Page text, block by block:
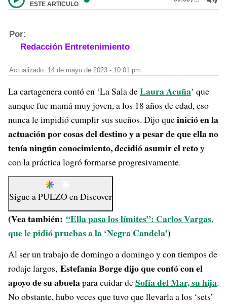
ESTE ARTICULO
Por:
Redacción Entretenimiento
Actualizado: 14 de mayo de 2023 - 10:01 pm
La cartagenera contó en ‘La Sala deLaura Acuña‘ que
aunque fue mamá muy joven, a los 18 años de edad, eso
nunca le impidió cumplir sus sueños. Dijo queinició en la
actuación por cosas del destino y a pesar de que ella no
tenía ningún conocimiento, decidió asumir el retoy
con la práctica logró formarse progresivamente.
Sigue aPULZO enDiscover
(Vea también: “Ella pasa los límites”: Carlos Vargas,
que le pidió pruebas a la ‘Negra Candela’)
Al ser un trabajo de domingo a domingo y con tiempos de
rodaje largos, Estefanía Borge dijo que contó con el
apoyo de su abuelapara cuidar deSofía del Mar, su hija.
No obstante, hubo veces que tuvo que llevarla a los ‘sets’